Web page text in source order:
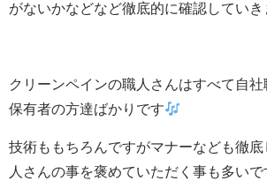
がないかなどなど徹底的に確認していき
クリーンペインの職人さんはすべて自
保有者の方達ばかりです
技術ももちろんですがマナーなども徹
人さんの事を褒めていただく事も多いで